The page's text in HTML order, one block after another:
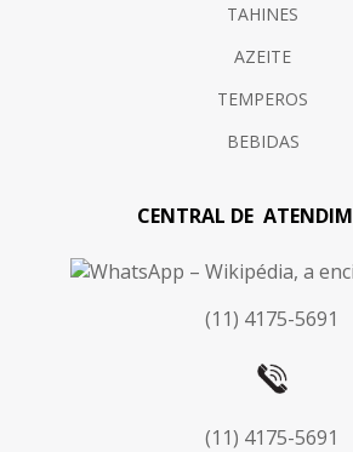
TAHINES
AZEITE
TEMPEROS
BEBIDAS
CENTRAL DE
(11) 4175-5691
(11) 4175-5691